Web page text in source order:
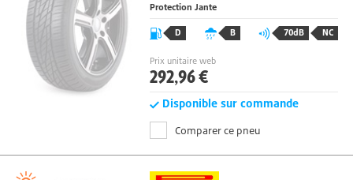
295/30 R20101Y
D B 70dB NC
Prix unitaire web
292,96 €
Disponible sur commande
Comparer ce pneu